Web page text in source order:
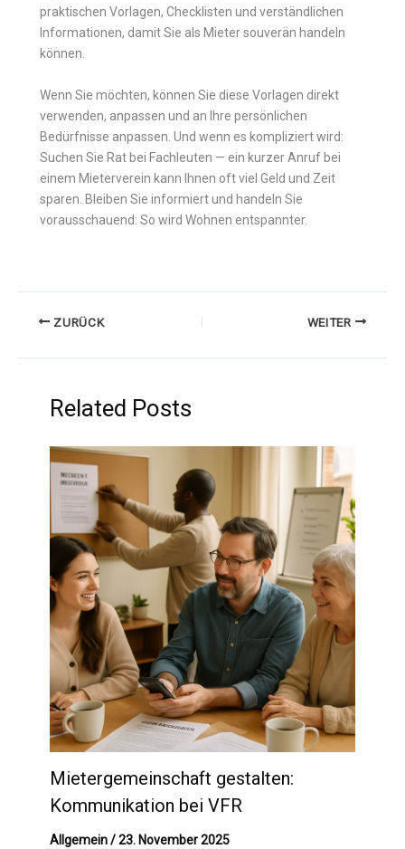
praktischen Vorlagen, Checklisten und verständlichen
Informationen, damit Sie als Mieter souverän handeln
können.
Wenn Sie möchten, können Sie diese Vorlagen direkt
verwenden, anpassen und an Ihre persönlichen
Bedürfnisse anpassen. Und wenn es kompliziert wird:
Suchen Sie Rat bei Fachleuten — ein kurzer Anruf bei
einem Mieterverein kann Ihnen oft viel Geld und Zeit
sparen. Bleiben Sie informiert und handeln Sie
vorausschauend: So wird Wohnen entspannter.
ZURÜCK WEITER
Related Posts
Mietergemeinschaft gestalten:
Kommunikation bei VFR
Allgemein/23. November 2025